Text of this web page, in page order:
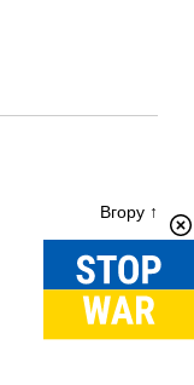
Вгору ↑